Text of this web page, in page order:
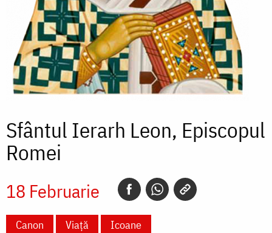
Sfântul Ierarh Leon, Episcopul
Romei
18 Februarie
Canon Viață
Icoane